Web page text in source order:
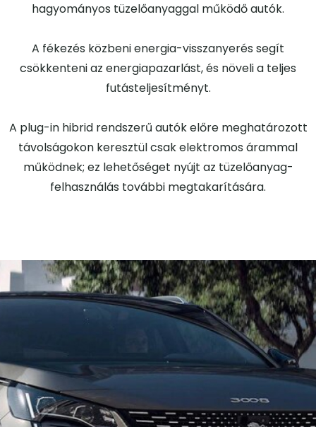
hagyományos tüzelőanyaggal működő autók.
A fékezés közbeni energia-visszanyerés segít
csökkenteni az energiapazarlást, és növeli a teljes
futásteljesítményt.
A plug-in hibrid rendszerű autók előre meghatározott
távolságokon keresztül csak elektromos árammal
működnek; ez lehetőséget nyújt az tüzelőanyag-
felhasználás további megtakarítására.